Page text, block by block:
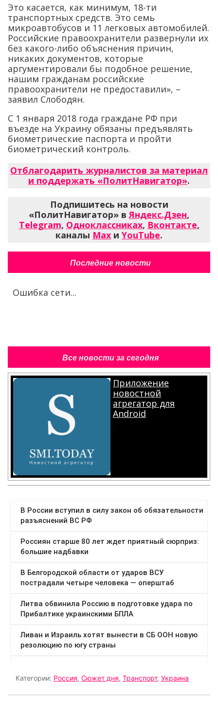
Это касается, как минимум, 18-ти
транспортных средств. Это семь
микроавтобусов и 11 легковых автомобилей.
Российские правоохранители развернули их
без какого-либо объяснения причин,
никаких документов, которые
аргументировали бы подобное решение,
нашим гражданам российские
правоохранители не предоставили», –
заявил Слободян.
С 1 января 2018 года граждане РФ при
въезде на Украину обязаны предъявлять
биометрические паспорта и пройти
биометрический контроль.
Отблагодарить журналистов за материал
и поддержать «ПолитНавигатор».
Подпишитесь на новости
«ПолитНавигатор» вЯндекс.Дзен,
Telegram, Одноклассниках, Вконтакте,
каналы Max и YouTube.
Последние новости
Ошибка сети...
Все новости за сегодня
Приложение
новостной
агрегатор для
Android
.
Категории: Россия, Сюжет дня, Транспорт, Украина